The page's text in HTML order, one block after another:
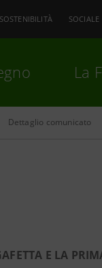
SOSTENIBILITÀ SOCIALE
La
Dettaglio comunicato
E LA